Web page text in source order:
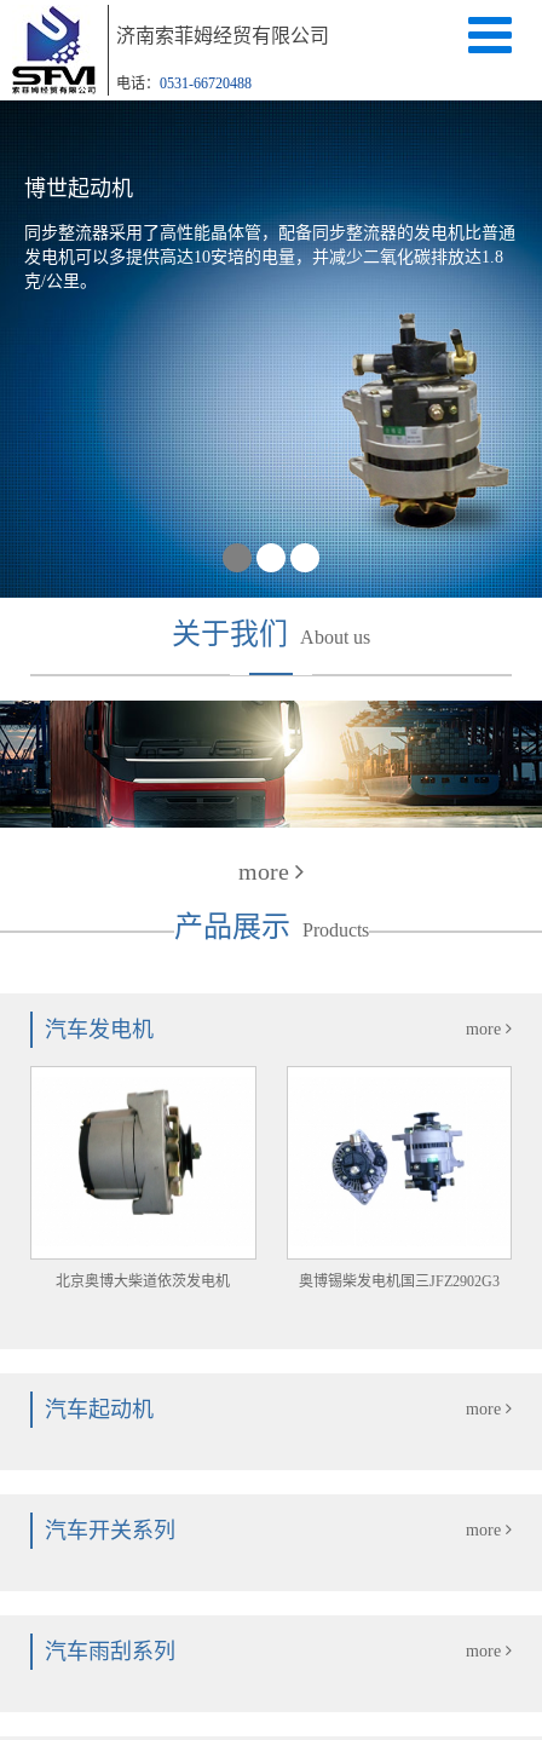
济南索菲姆经贸有限公司
电话： 0531-66720488
博世起动机
同步整流器采用了高性能晶体管，配备同步整流器的发电机比普通
发电机可以多提供高达10安培的电量，并减少二氧化碳排放达1.8
克/公里。
关于我们 About us
more
产品展示 Products
汽车发电机 more
北京奥博大柴道依茨发电机 奥博锡柴发电机国三JFZ2902G3
汽车起动机 more
汽车开关系列 more
汽车雨刮系列 more